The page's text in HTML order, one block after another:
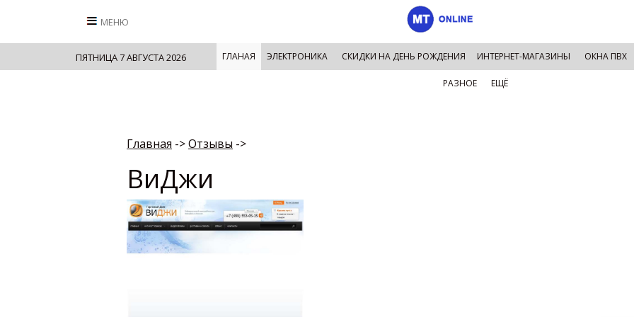
МЕНЮ
ПЯТНИЦА 7 АВГУСТА 2026 ГЛАНАЯ ЭЛЕКТРОНИКА СКИДКИ НА ДЕНЬ РОЖДЕНИЯ ИНТЕРНЕТ-МАГАЗИНЫ ОКНА ПВХ
РАЗНОЕ ЕЩЁ
Главная ->Отзывы ->
ВиДжи